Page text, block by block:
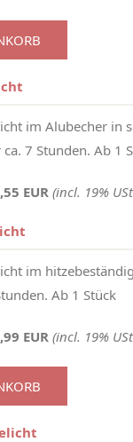
im Alubecher in
7 Stunden. Ab 1
EUR(incl. 19%
im
Ab 1 Stück
EUR(incl. 19%